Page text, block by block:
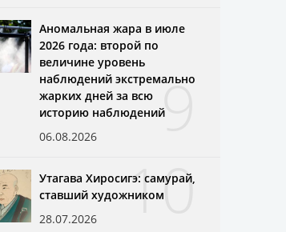
9
Аномальная жара в июле
2026 года: второй по
величине уровень
наблюдений экстремально
жарких дней за всю
историю наблюдений
06.08.2026
10
Утагава Хиросигэ: самурай,
ставший художником
28.07.2026